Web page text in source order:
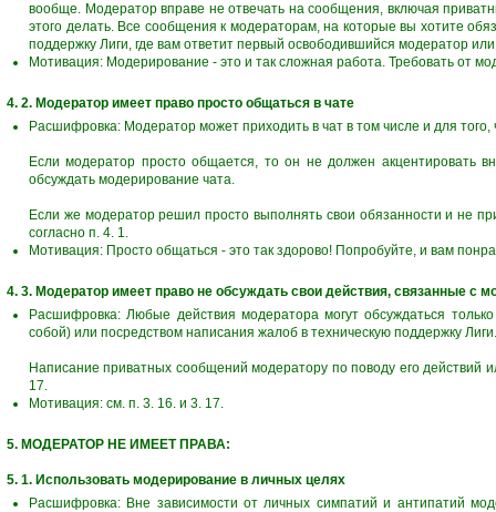
вообще. Модератор вправе не отвечать на сообщения, включая
этого делать. Все сообщения к модераторам, на которые вы хотите
поддержку Лиги, где вам ответит первый освободившийся модератор
Мотивация: Модерирование - это и так сложная работа. Требовать от
4. 2. Модератор имеет право просто общаться в чате
Расшифровка: Модератор может приходить в чат в том числе и для
Если модератор просто общается, то он не должен акцентировать
обсуждать модерирование чата.
Если же модератор решил просто выполнять свои обязанности и не
согласно п. 4. 1.
Мотивация: Просто общаться - это так здорово! Попробуйте, и вам
4. 3. Модератор имеет право не обсуждать свои действия, связанные с
Расшифровка: Любые действия модератора могут обсуждаться
собой) или посредством написания жалоб в техническую поддержку Лиги.
Написание приватных сообщений модератору по поводу его действий
17.
Мотивация: см. п. 3. 16. и 3. 17.
5. МОДЕРАТОР НЕ ИМЕЕТ ПРАВА:
5. 1. Использовать модерирование в личных целях
Расшифровка: Вне зависимости от личных симпатий и антипатий